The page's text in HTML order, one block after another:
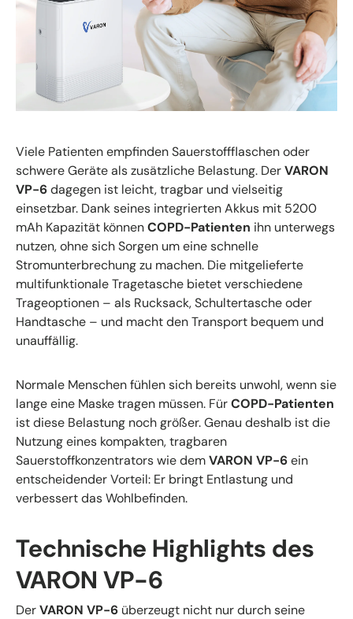
Viele Patienten empfinden Sauerstoffflaschen oder
schwere Geräte als zusätzliche Belastung. DerVARON
VP-6dagegen ist leicht, tragbar und vielseitig
einsetzbar. Dank seines integrierten Akkus mit 5200
mAh Kapazität könnenCOPD-Patienten ihn unterwegs
nutzen, ohne sich Sorgen um eine schnelle
Stromunterbrechung zu machen. Die mitgelieferte
multifunktionale Tragetasche bietet verschiedene
Trageoptionen – als Rucksack, Schultertasche oder
Handtasche – und macht den Transport bequem und
unauffällig.
Normale Menschen fühlen sich bereits unwohl, wenn sie
lange eine Maske tragen müssen. FürCOPD-Patienten
ist diese Belastung noch größer. Genau deshalb ist die
Nutzung eines kompakten, tragbaren
Sauerstoffkonzentrators wie demVARON VP-6ein
entscheidender Vorteil: Er bringt Entlastung und
verbessert das Wohlbefinden.
Technische Highlights des
VARON VP-6
DerVARON VP-6 überzeugt nicht nur durch seine